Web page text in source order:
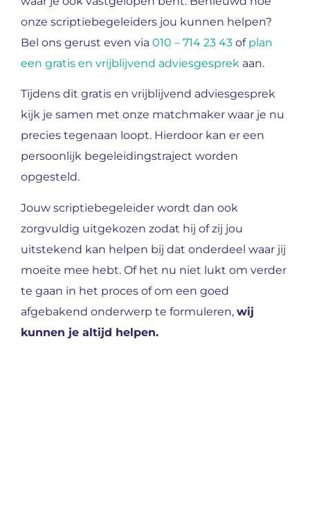
onze scriptiebegeleiders jou kunnen helpen?
Bel ons gerust even via 010 – 714 23 43 of plan
een gratis en vrijblijvend adviesgesprek aan.
Tijdens dit gratis en vrijblijvend adviesgesprek
kijk je samen met onze matchmaker waar je nu
precies tegenaan loopt. Hierdoor kan er een
persoonlijk begeleidingstraject worden
opgesteld.
Jouw scriptiebegeleider wordt dan ook
zorgvuldig uitgekozen zodat hij of zij jou
uitstekend kan helpen bij dat onderdeel waar jij
moeite mee hebt. Of het nu niet lukt om verder
te gaan in het proces of om een goed
afgebakend onderwerp te formuleren, wij
kunnen je altijd helpen.